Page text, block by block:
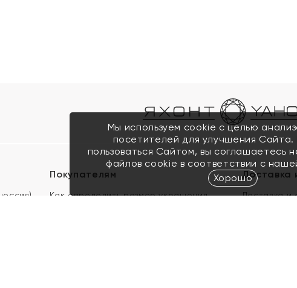
Покупателям
Как определить размер украшения
Доставка
Доставка и
Мы используем cookie с целью
посетителей для улучшения
пользоваться Сайтом, вы соглашаетесь
файлов cookie в соответствии с
Хорошо